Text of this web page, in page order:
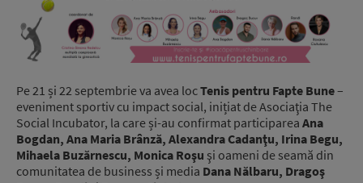
Pe 21 și 22 septembrie va avea locTenis pentru Fapte Bune–
eveniment sportiv cu impact social, inițiat de Asociaţia The
Social Incubator, la care și-au confirmat participarea Ana
Bogdan, Ana Maria Brânză, Alexandra Cadanţu, Irina Begu,
Mihaela Buzărnescu, Monica Roşu şi oameni de seamă din
comunitatea de business și media Dana Nălbaru, Dragoş